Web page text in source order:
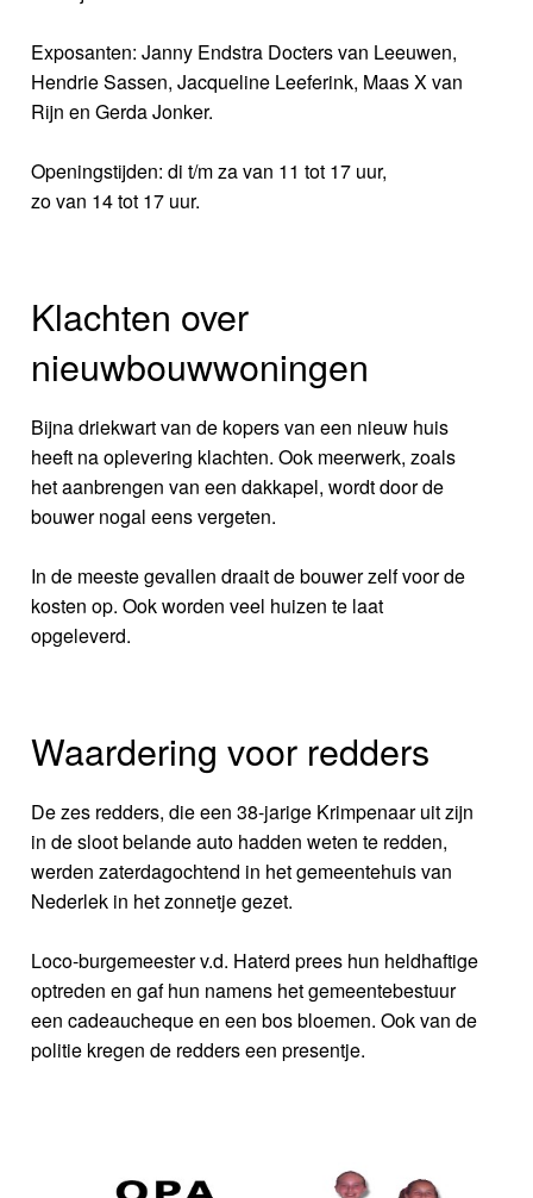
Exposanten: Janny Endstra Docters van Leeuwen,
Hendrie Sassen, Jacqueline Leeferink, Maas X van
Rijn en Gerda Jonker.
Openingstijden: di t/m za van 11 tot 17 uur,
zo van 14 tot 17 uur.
Klachten over
nieuwbouwwoningen
Bijna driekwart van de kopers van een nieuw huis
heeft na oplevering klachten. Ook meerwerk, zoals
het aanbrengen van een dakkapel, wordt door de
bouwer nogal eens vergeten.
In de meeste gevallen draait de bouwer zelf voor de
kosten op. Ook worden veel huizen te laat
opgeleverd.
Waardering voor redders
De zes redders, die een 38-jarige Krimpenaar uit zijn
in de sloot belande auto hadden weten te redden,
werden zaterdagochtend in het gemeentehuis van
Nederlek in het zonnetje gezet.
Loco-burgemeester v.d. Haterd prees hun heldhaftige
optreden en gaf hun namens het gemeentebestuur
een cadeaucheque en een bos bloemen. Ook van de
politie kregen de redders een presentje.